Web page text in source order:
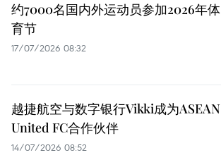
约7000名国内外运动员参加2026年体
育节
17/07/2026 08:32
越捷航空与数字银行Vikki成为ASEAN
United FC合作伙伴
14/07/2026 08:52